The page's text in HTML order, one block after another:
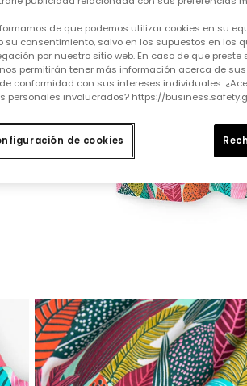
de que podemos utilizar cookies en su
su consentimiento, salvo en los supuestos en los
por nuestro sitio web. En caso de que
permitirán tener más información acerca de
conformidad con sus intereses individuales.
personales involucrados? https://
de cookies